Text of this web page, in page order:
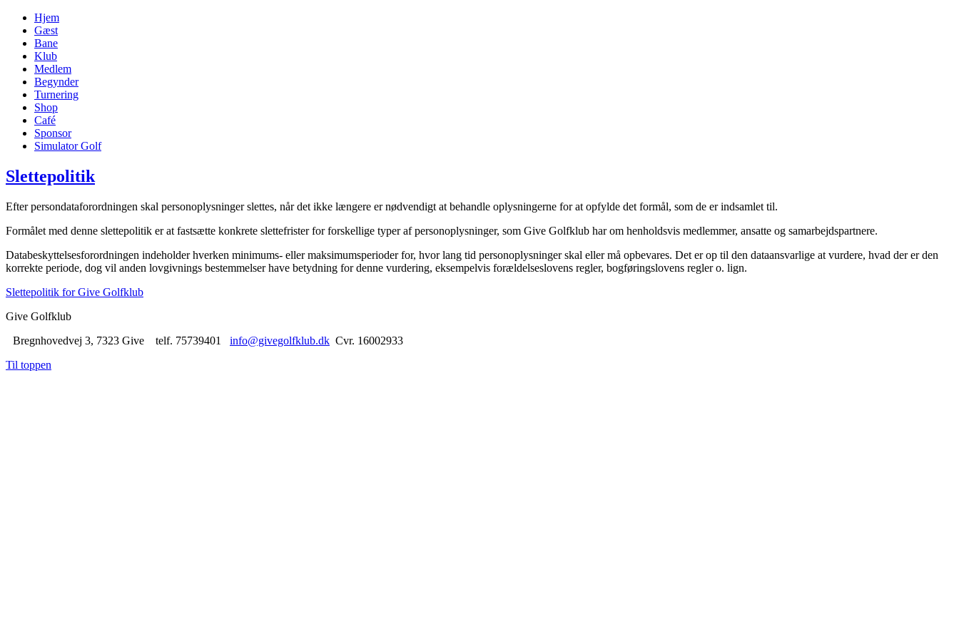
Hjem
Gæst
Bane
Klub
Medlem
Begynder
Turnering
Shop
Café
Sponsor
Simulator Golf
Slettepolitik
Efter persondataforordningen skal personoplysninger slettes, når det ikke længere er nødvendigt at behandle oplysningerne for at opfylde det formål, som de er indsamlet til.
Formålet med denne slettepolitik er at fastsætte konkrete slettefrister for forskellige typer af personoplysninger, som Give Golfklub har om henholdsvis medlemmer, ansatte og samarbejdspartnere.
Databeskyttelsesforordningen indeholder hverken minimums- eller maksimumsperioder for, hvor lang tid personoplysninger skal eller må opbevares. Det er op til den dataansvarlige at vurdere, hvad der er den
korrekte periode, dog vil anden lovgivnings bestemmelser have betydning for denne vurdering, eksempelvis forældelseslovens regler, bogføringslovens regler o. lign.
Slettepolitik for Give Golfklub
Give Golfklub
Bregnhovedvej 3, 7323 Give telf. 75739401 info@givegolfklub.dk Cvr. 16002933
Til toppen